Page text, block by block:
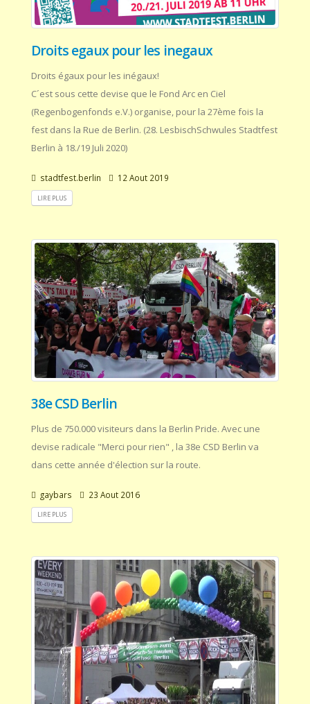
Droits egaux pour les inegaux
Droits égaux pour les inégaux!
C´est sous cette devise que le Fond Arc en Ciel
(Regenbogenfonds e.V.) organise, pour la 27ème fois la
fest dans la Rue de Berlin. (28. LesbischSchwules Stadtfest
Berlin à 18./19 Juli 2020)
stadtfest.berlin 12 Aout 2019
LIRE PLUS
38e CSD Berlin
Plus de 750.000 visiteurs dans la Berlin Pride. Avec une
devise radicale "Merci pour rien" , la 38e CSD Berlin va
dans cette année d'élection sur la route.
gaybars 23 Aout 2016
LIRE PLUS